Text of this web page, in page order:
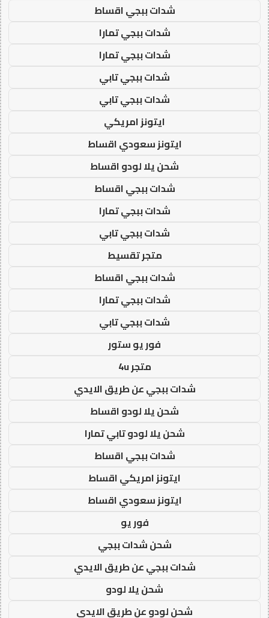
شدات ببجي اقساط
شدات ببجي تمارا
شدات ببجي تمارا
شدات ببجي تابي
شدات ببجي تابي
ايتونز امريكي
ايتونز سعودي اقساط
شحن يلا لودو اقساط
شدات ببجي اقساط
شدات ببجي تمارا
شدات ببجي تابي
متجر تقسيط
شدات ببجي اقساط
شدات ببجي تمارا
شدات ببجي تابي
فور يو ستور
متجر 4u
شدات ببجي عن طريق الايدي
شحن يلا لودو اقساط
شحن يلا لودو تابي تمارا
شدات ببجي اقساط
ايتونز امريكي اقساط
ايتونز سعودي اقساط
فور يو
شحن شدات ببجي
شدات ببجي عن طريق الايدي
شحن يلا لودو
شحن لودو عن طريق الايدي